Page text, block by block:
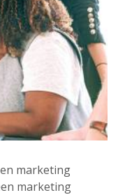
marketing
marketing